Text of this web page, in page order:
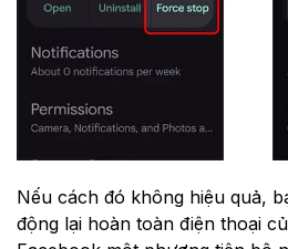
Nếu cách đó không hiệu quả,
động lại hoàn toàn điện thoại